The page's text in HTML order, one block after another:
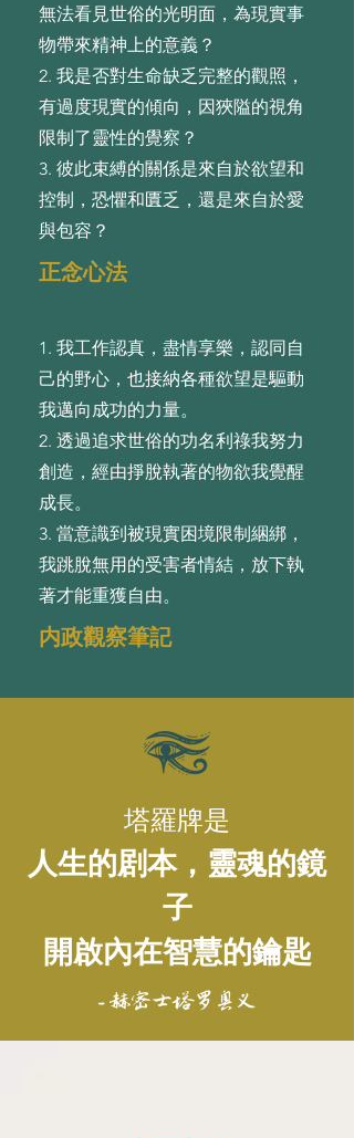
無法看⾒世俗的光明⾯，為現實事
物帶來精神上的意義？
2. 我是否對⽣命缺乏完整的觀照，
有過度現實的傾向，因狹隘的視⻆
限制了靈性的覺察？
3. 彼此束縛的關係是來⾃於欲望和
控制，恐懼和匱乏，還是來⾃於愛
與包容？
正念心法
1. 我⼯作認真，盡情享樂，認同⾃
⼰的野⼼，也接納各種欲望是驅動
我邁向成功的⼒量。
2. 透過追求世俗的功名利祿我努⼒
創造，經由掙脫執著的物欲我覺醒
成⻑。
3. 當意識到被現實困境限制綑綁，
我跳脫無⽤的受害者情結，放下執
著才能重獲⾃由。
内政觀察筆記
塔羅牌是
人生的剧本，靈魂的鏡
子
開啟內在智慧的鑰匙
- 赫密士塔罗奥义